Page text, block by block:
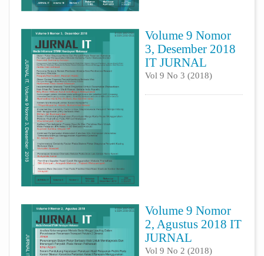
Volume 9 Nomor
3, Desember 2018
IT JURNAL
Vol 9 No 3 (2018)
Volume 9 Nomor
2, Agustus 2018 IT
JURNAL
Vol 9 No 2 (2018)